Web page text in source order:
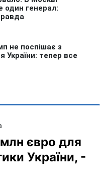
євро для
України, -